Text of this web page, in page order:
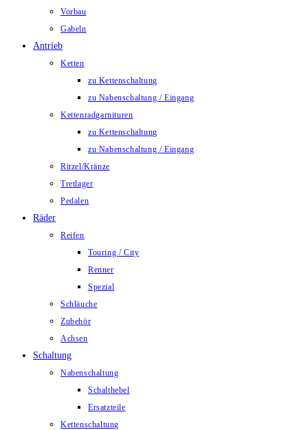
Vorbau
Gabeln
Antrieb
Ketten
zu Kettenschaltung
zu Nabenschaltung / Eingang
Kettenradgarnituren
zu Kettenschaltung
zu Nabenschaltung / Eingang
Ritzel/Kränze
Tretlager
Pedalen
Räder
Reifen
Touring / City
Renner
Spezial
Schläuche
Zubehör
Achsen
Schaltung
Nabenschaltung
Schalthebel
Ersatzteile
Kettenschaltung